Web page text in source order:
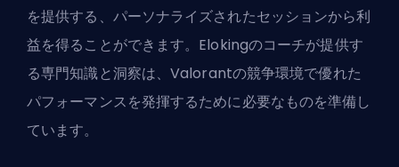
を提供する、パーソナライズされたセッションから利
益を得ることができます。Elokingのコーチが提供す
る専門知識と洞察は、Valorantの競争環境で優れた
パフォーマンスを発揮するために必要なものを準備し
ています。